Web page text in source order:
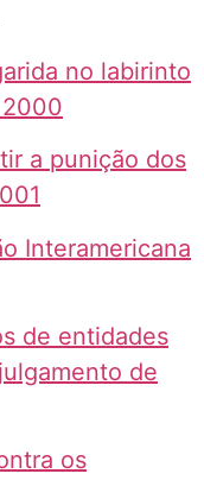
no labirinto
2000
a punição dos
Interamericana
de entidades
de
os